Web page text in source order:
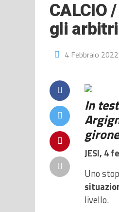
CALCIO
gli
4 Febbraio 2022
In
JESI, 4
Uno
livello.